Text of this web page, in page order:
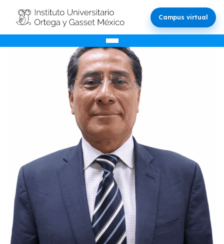
Campus virtual